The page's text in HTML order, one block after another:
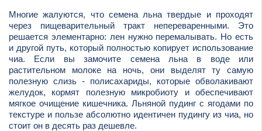
Многие жалуются, что семена льна твердые и проходят
через пищеварительный тракт непереваренными. Это
решается элементарно: лен нужно перемалывать. Но есть
и другой путь, который полностью копирует использование
чиа. Если вы замочите семена льна в воде или
растительном молоке на ночь, они выделят ту самую
полезную слизь - полисахариды, которые обволакивают
желудок, кормят полезную микробиоту и обеспечивают
мягкое очищение кишечника. Льняной пудинг с ягодами по
текстуре и пользе абсолютно идентичен пудингу из чиа, но
стоит он в десять раз дешевле.